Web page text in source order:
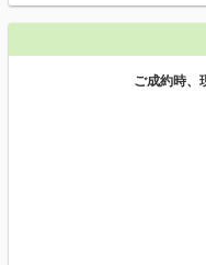
ご成約時、